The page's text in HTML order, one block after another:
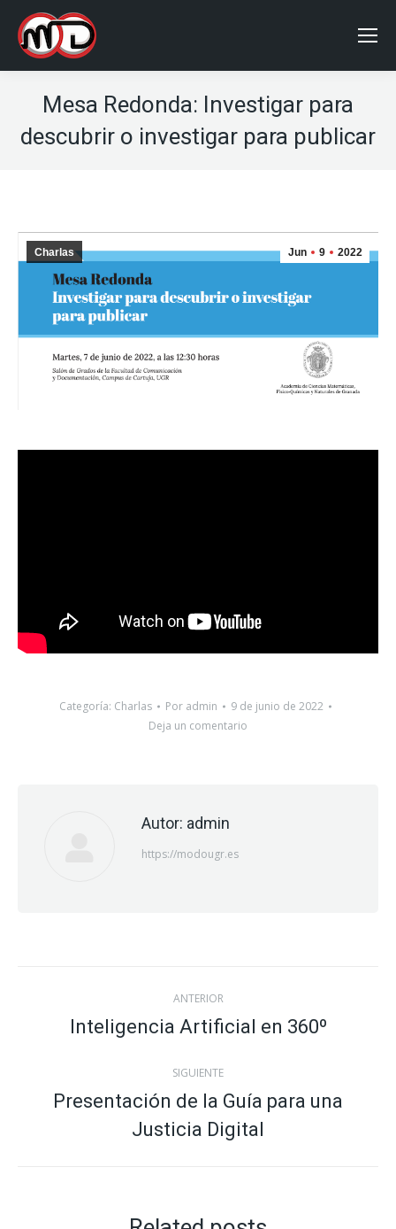
Mesa Redonda: Investigar para
descubrir o investigar para publicar
Jun 9 2022
Charlas
Categoría: Charlas Por admin
9 de junio de 2022
Deja un comentario
Autor: admin
https://modougr.es
Navegación
entre
publicaciones
ANTERIOR
Publicación
Inteligencia Artificial en 360º
SIGUIENTE
Publicación
siguiente:
Presentación de la Guía para una
Justicia Digital